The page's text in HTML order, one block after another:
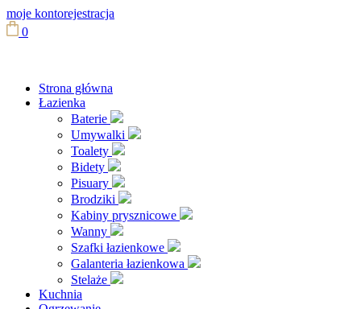
moje kontorejestracja
0
Strona główna
Łazienka
Baterie
Umywalki
Toalety
Bidety
Pisuary
Brodziki
Kabiny prysznicowe
Wanny
Szafki łazienkowe
Galanteria łazienkowa
Stelaże
Kuchnia